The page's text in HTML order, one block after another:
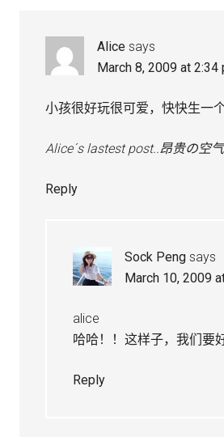
Alice says
March 8, 2009 at 2:34
小孩很好玩很可爱，快快生一
Alice´s lastest post..昂贵の空
Reply
Sock Peng says
March 10, 2009
alice
哈哈！！这样子，我们要
Reply